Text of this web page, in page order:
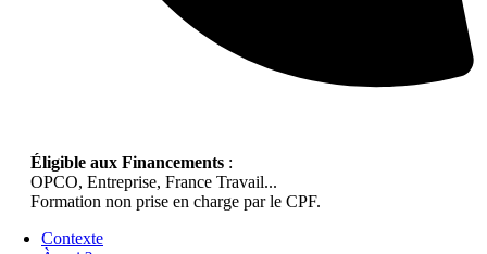
Éligible aux Financements :
OPCO, Entreprise, France Travail...
Formation non prise en charge par le CPF.
Contexte